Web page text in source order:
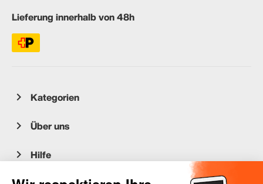
Lieferung innerhalb von 48h
Kategorien
Über uns
Hilfe